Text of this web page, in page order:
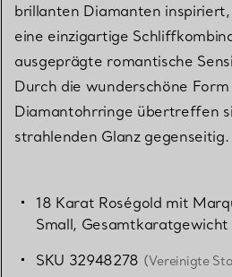
brillanten Diamanten
eine einzigartige
ausgeprägte romantische
Durch die wunderschöne
Diamantohrringe übertreffen
strahlenden Glanz gegenseitig.
18 Karat Roségold mit
Small,
SKU 32948278 (Vereinigte